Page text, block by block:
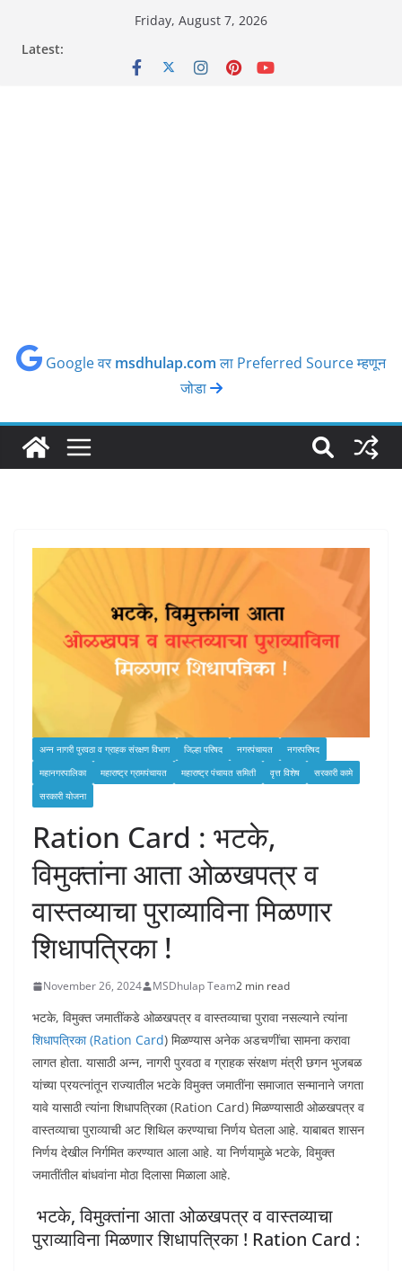
Friday, August 7, 2026
Latest:
Google वर msdhulap.comला Preferred Source म्हणून
जोडा
अन्‍न नागरी पुरवठा व ग्राहक संरक्षण विभाग जिल्हा परिषद नगरपंचायत
नगरपरिषद
महानगरपालिका
महाराष्ट्र ग्रामपंचायत महाराष्ट्र पंचायत समिती वृत्त विशेष
सरकारी कामे
सरकारी योजना
Ration Card : भटके,
विमुक्तांना आता ओळखपत्र व
वास्तव्याचा पुराव्याविना मिळणार
शिधापत्रिका !
November 26, 2024 MSDhulap Team2 min read
भटके, विमुक्त जमातींकडे ओळखपत्र व वास्तव्याचा पुरावा नसल्याने त्यांना
शिधापत्रिका (Ration Card) मिळण्यास अनेक अडचणींचा सामना करावा
लागत होता. यासाठी अन्न, नागरी पुरवठा व ग्राहक संरक्षण मंत्री छगन भुजबळ
यांच्या प्रयत्नांतून राज्यातील भटके विमुक्त जमातींना समाजात सन्मानाने जगता
यावे यासाठी त्यांना शिधापत्रिका (Ration Card) मिळण्यासाठी ओळखपत्र व
वास्तव्याचा पुराव्याची अट शिथिल करण्याचा निर्णय घेतला आहे. याबाबत शासन
निर्णय देखील निर्गमित करण्यात आला आहे. या निर्णयामुळे भटके, विमुक्त
जमातींतील बांधवांना मोठा दिलासा मिळाला आहे.
भटके, विमुक्तांना आता ओळखपत्र व वास्तव्याचा
पुराव्याविना मिळणार शिधापत्रिका ! Ration Card :